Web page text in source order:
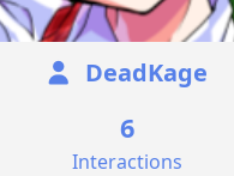
DeadKage
6
Interactions